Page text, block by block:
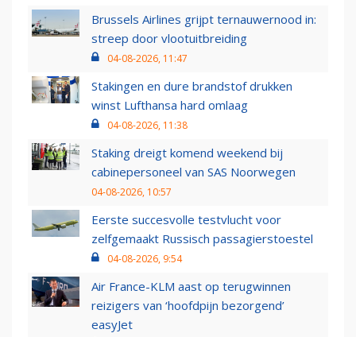
Brussels Airlines grijpt ternauwernood in:
streep door vlootuitbreiding
04-08-2026, 11:47
Stakingen en dure brandstof drukken
winst Lufthansa hard omlaag
04-08-2026, 11:38
Staking dreigt komend weekend bij
cabinepersoneel van SAS Noorwegen
04-08-2026, 10:57
Eerste succesvolle testvlucht voor
zelfgemaakt Russisch passagierstoestel
04-08-2026, 9:54
Air France-KLM aast op terugwinnen
reizigers van ‘hoofdpijn bezorgend’
easyJet